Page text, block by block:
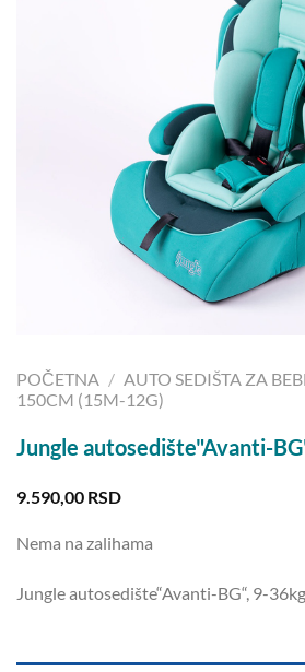
POČETNA / AUTO SEDIŠTA ZA
150CM (15M-12G)
Jungle autosedište"Avanti-
9.590,00 RSD
Nema na zalihama
Jungle autosedište“Avanti-BG“, 9-36kg